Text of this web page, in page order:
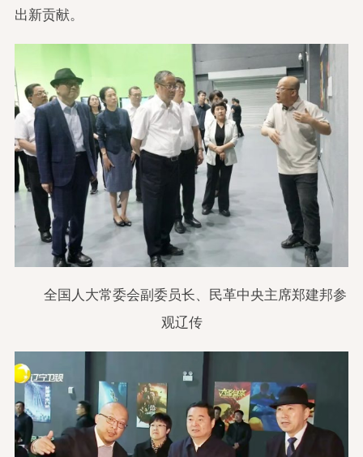
出新贡献。
全国人大常委会副委员长、民革中央主席郑建邦参
观辽传